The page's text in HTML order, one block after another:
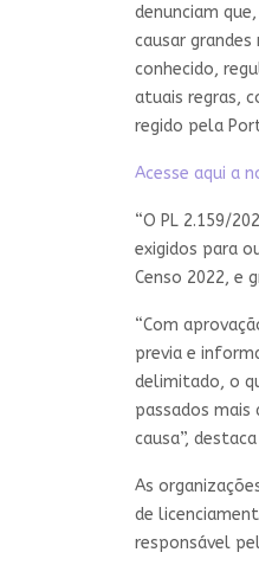
denunciam
causar
conhecido,
atuais regras,
regido pela
Acesse aqui a
“O PL 2.159/
exigidos para
Censo 2022, e
“Com
previa e
delimitado, o
passados mais
causa”,
As
de
responsável